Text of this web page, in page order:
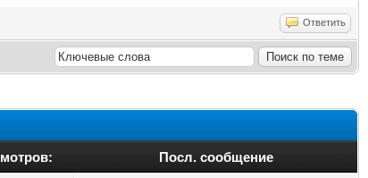
Ответить
Посл. сообщение